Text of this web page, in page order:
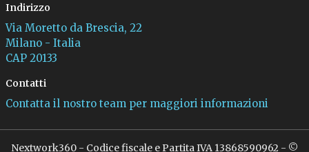
Indirizzo
Via Moretto da Brescia, 22
Milano - Italia
CAP 20133
Contatti
Contatta il nostro team per maggiori informazioni
Nextwork360 - Codice fiscale e Partita IVA 13868590962 - ©